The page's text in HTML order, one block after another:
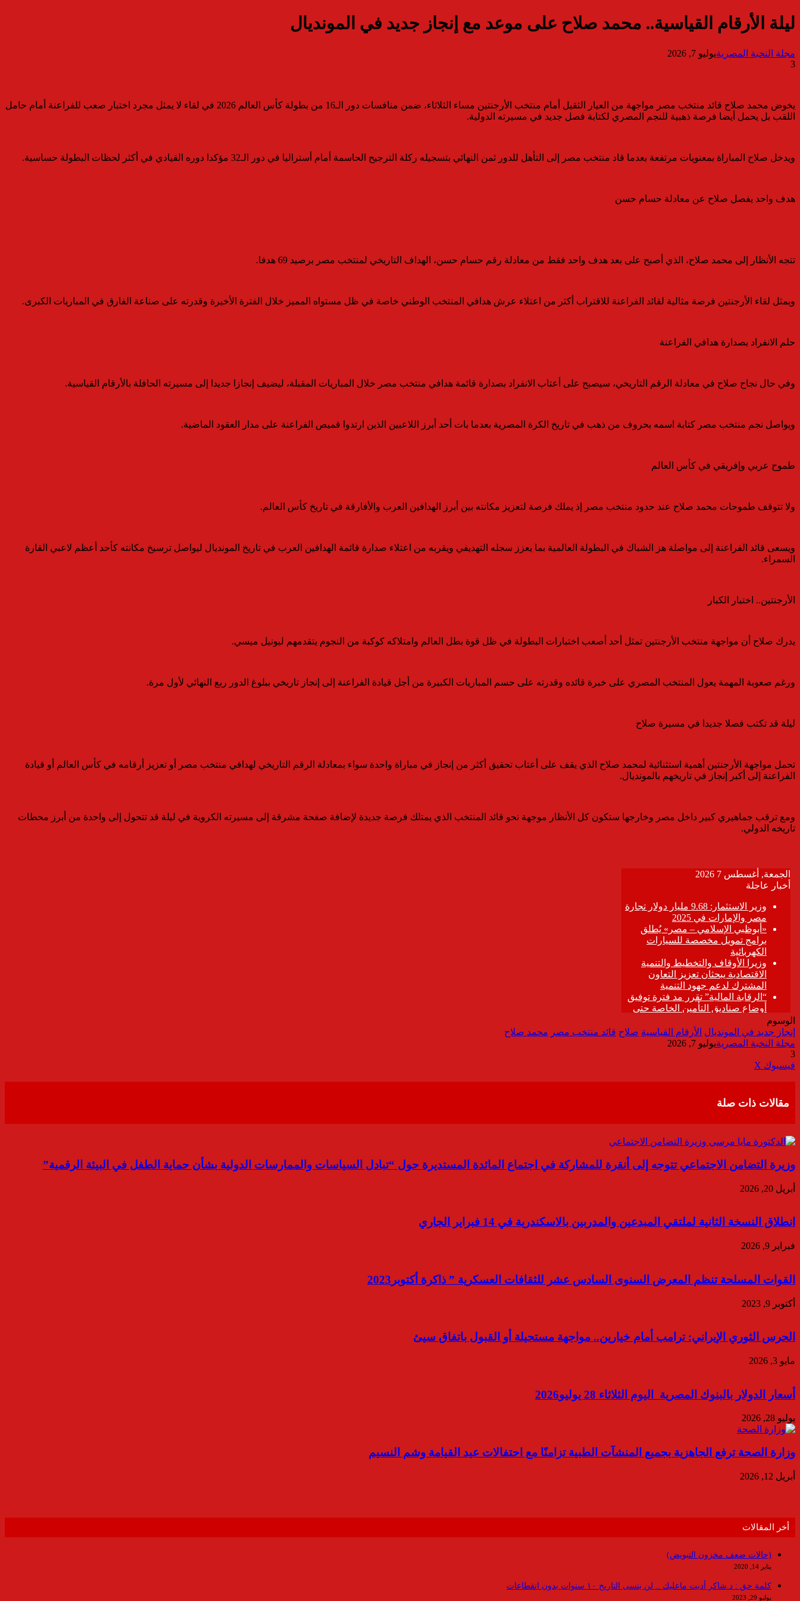
ليلة الأرقام القياسية.. محمد صلاح على موعد مع إنجاز جديد في المونديال
مجلة النخبة المصريةيوليو 7, 2026
3
يخوض محمد صلاح قائد منتخب مصر مواجهة من العيار الثقيل أمام منتخب الأرجنتين مساء الثلاثاء، ضمن منافسات دور الـ16 من بطولة كأس العالم 2026 في لقاء لا يمثل مجرد اختبار صعب للفراعنة أمام حامل
اللقب بل يحمل أيضا فرصة ذهبية للنجم المصري لكتابة فصل جديد في مسيرته الدولية.
ويدخل صلاح المباراة بمعنويات مرتفعة بعدما قاد منتخب مصر إلى التأهل للدور ثمن النهائي بتسجيله ركلة الترجيح الحاسمة أمام أستراليا في دور الـ32 مؤكدا دوره القيادي في أكثر لحظات البطولة حساسية.
هدف واحد يفصل صلاح عن معادلة حسام حسن
تتجه الأنظار إلى محمد صلاح، الذي أصبح على بعد هدف واحد فقط من معادلة رقم حسام حسن، الهداف التاريخي لمنتخب مصر برصيد 69 هدفا.
ويمثل لقاء الأرجنتين فرصة مثالية لقائد الفراعنة للاقتراب أكثر من اعتلاء عرش هدافي المنتخب الوطني خاصة في ظل مستواه المميز خلال الفترة الأخيرة وقدرته على صناعة الفارق في المباريات الكبرى.
حلم الانفراد بصدارة هدافي الفراعنة
وفي حال نجاح صلاح في معادلة الرقم التاريخي، سيصبح على أعتاب الانفراد بصدارة قائمة هدافي منتخب مصر خلال المباريات المقبلة، ليضيف إنجازا جديدا إلى مسيرته الحافلة بالأرقام القياسية.
ويواصل نجم منتخب مصر كتابة اسمه بحروف من ذهب في تاريخ الكرة المصرية بعدما بات أحد أبرز اللاعبين الذين ارتدوا قميص الفراعنة على مدار العقود الماضية.
طموح عربي وإفريقي في كأس العالم
ولا تتوقف طموحات محمد صلاح عند حدود منتخب مصر إذ يملك فرصة لتعزيز مكانته بين أبرز الهدافين العرب والأفارقة في تاريخ كأس العالم.
ويسعى قائد الفراعنة إلى مواصلة هز الشباك في البطولة العالمية بما يعزز سجله التهديفي ويقربه من اعتلاء صدارة قائمة الهدافين العرب في تاريخ المونديال ليواصل ترسيخ مكانته كأحد أعظم لاعبي القارة
السمراء.
الأرجنتين.. اختبار الكبار
يدرك صلاح أن مواجهة منتخب الأرجنتين تمثل أحد أصعب اختبارات البطولة في ظل قوة بطل العالم وامتلاكه كوكبة من النجوم يتقدمهم ليونيل ميسي.
ورغم صعوبة المهمة يعول المنتخب المصري على خبرة قائده وقدرته على حسم المباريات الكبيرة من أجل قيادة الفراعنة إلى إنجاز تاريخي ببلوغ الدور ربع النهائي لأول مرة.
ليلة قد تكتب فصلا جديدا في مسيرة صلاح
تحمل مواجهة الأرجنتين أهمية استثنائية لمحمد صلاح الذي يقف على أعتاب تحقيق أكثر من إنجاز في مباراة واحدة سواء بمعادلة الرقم التاريخي لهدافي منتخب مصر أو تعزيز أرقامه في كأس العالم أو قيادة
الفراعنة إلى أكبر إنجاز في تاريخهم بالمونديال.
ومع ترقب جماهيري كبير داخل مصر وخارجها ستكون كل الأنظار موجهة نحو قائد المنتخب الذي يمتلك فرصة جديدة لإضافة صفحة مشرقة إلى مسيرته الكروية في ليلة قد تتحول إلى واحدة من أبرز محطات
تاريخه الدولي.
الوسوم
إنجاز جديد في المونديال الأرقام القياسية صلاح قائد منتخب مصر محمد صلاح
مجلة النخبة المصريةيوليو 7, 2026
3
فيسبوك ‫X
مقالات ذات صلة
وزيرة التضامن الاجتماعي تتوجه إلى أنقرة للمشاركة في اجتماع المائدة المستديرة حول “تبادل السياسات والممارسات الدولية بشأن حماية الطفل في البيئة الرقمية”
أبريل 20, 2026
انطلاق النسخة الثانية لملتقي المبدعين والمدربين بالاسكندرية في 14 فبراير الجاري
فبراير 9, 2026
القوات المسلحة تنظم المعرض السنوى السادس عشر للثقافات العسكرية ” ذاكرة أكتوبر2023
أكتوبر 9, 2023
الحرس الثوري الإيراني: ترامب أمام خيارين.. مواجهة مستحيلة أو القبول باتفاق سيئ
مايو 3, 2026
أسعار الدولار بالبنوك المصرية اليوم الثلاثاء 28 يوليو2026
يوليو 28, 2026
وزارة الصحة ترفع الجاهزية بجميع المنشآت الطبية تزامنًا مع احتفالات عيد القيامة وشم النسيم
أبريل 12, 2026
أخر المقالات
(حالات ضعف مخزون التبويض)
يناير 14, 2020
كلمة حق : د.شاكر أديت ماعليك .. لن ينسى التاريخ ١٠ سنوات بدون انقطاعات
يوليو 29, 2023